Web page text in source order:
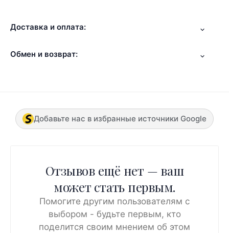
Доставка и оплата:
Обмен и возврат:
Добавьте нас в избранные источники Google
Отзывов ещё нет — ваш
может стать первым.
Помогите другим пользователям с
выбором - будьте первым, кто
поделится своим мнением об этом